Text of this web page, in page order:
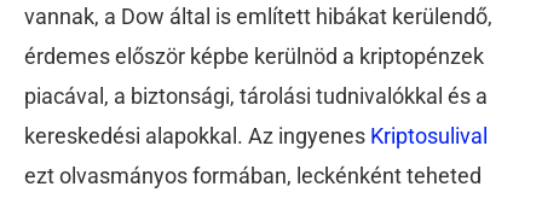
vannak, a Dow által is említett hibákat kerülendő,
érdemes először képbe kerülnöd a kriptopénzek
piacával, a biztonsági, tárolási tudnivalókkal és a
kereskedési alapokkal. Az ingyenes Kriptosulival
ezt olvasmányos formában, leckénként teheted